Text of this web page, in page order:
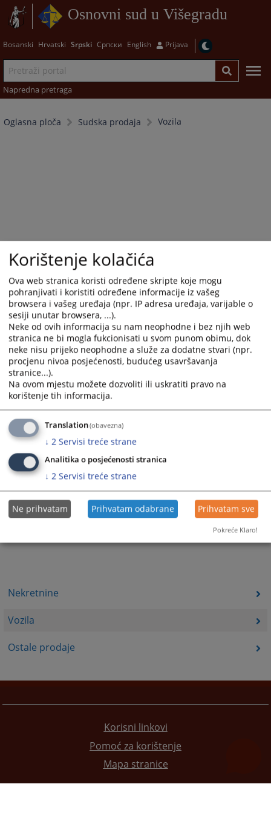
Osnovni sud u Višegradu
Bosanski Hrvatski Srpski Српски English Prijava
Napredna pretraga
Oglasna ploča Sudska prodaja Vozila
Nekretnine
Vozila
Ostale prodaje
Trenutno nema vijesti
Korisni linkovi
Pomoć za korištenje
Mapa stranice
Korištenje kolačića
Ova web stranica koristi određene skripte koje mogu
pohranjivati i koristiti određene informacije iz vašeg
browsera i vašeg uređaja (npr. IP adresa uređaja, varijable o
sesiji unutar browsera, ...).
Neke od ovih informacija su nam neophodne i bez njih web
stranica ne bi mogla fukcionisati u svom punom obimu, dok
neke nisu prijeko neophodne a služe za dodatne stvari (npr.
procjenu nivoa posjećenosti, budućeg usavršavanja
stranice...).
Na ovom mjestu možete dozvoliti ili uskratiti pravo na
korištenje tih informacija.
Translation(obavezna)
↓ 2 Servisi treće strane
Analitika o posjećenosti stranica
↓ 2 Servisi treće strane
Ne prihvatam Prihvatam odabrane Prihvatam sve
Pokreće Klaro!